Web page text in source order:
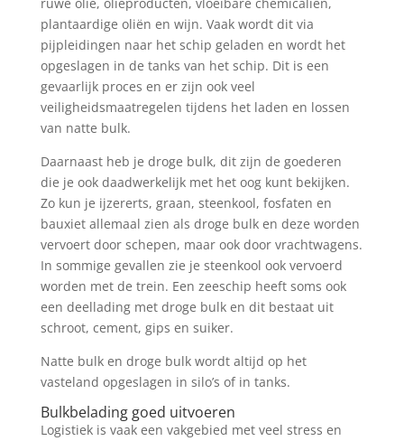
plantaardige oliën en wijn. Vaak wordt dit via
pijpleidingen naar het schip geladen en wordt het
opgeslagen in de tanks van het schip. Dit is een
gevaarlijk proces en er zijn ook veel
veiligheidsmaatregelen tijdens het laden en lossen
van natte bulk.
Daarnaast heb je droge bulk, dit zijn de goederen
die je ook daadwerkelijk met het oog kunt bekijken.
Zo kun je ijzererts, graan, steenkool, fosfaten en
bauxiet allemaal zien als droge bulk en deze worden
vervoert door schepen, maar ook door vrachtwagens.
In sommige gevallen zie je steenkool ook vervoerd
worden met de trein. Een zeeschip heeft soms ook
een deellading met droge bulk en dit bestaat uit
schroot, cement, gips en suiker.
Natte bulk en droge bulk wordt altijd op het
vasteland opgeslagen in silo’s of in tanks.
Bulkbelading goed uitvoeren
Logistiek is vaak een vakgebied met veel stress en